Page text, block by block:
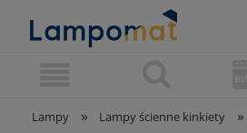
Lampy » Lampy ścienne kinkiety »